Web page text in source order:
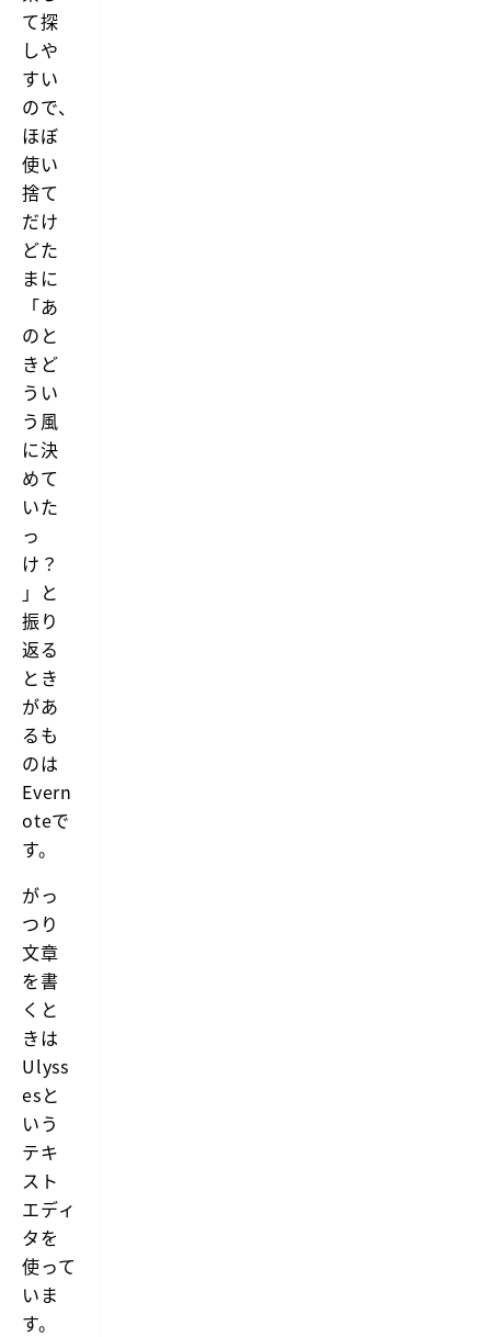
て探
しや
すい
ので、
ほぼ
使い
捨て
だけ
どた
まに
「あ
のと
きど
うい
う風
に決
めて
いた
っ
け？
」と
振り
返る
とき
があ
るも
のは
Evern
oteで
す。
がっ
つり
文章
を書
くと
きは
Ulyss
esと
いう
テキ
スト
エディ
タを
使って
いま
す。